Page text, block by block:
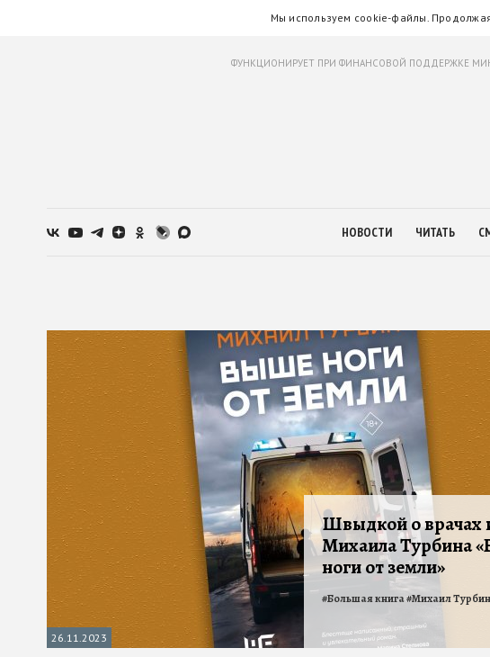
Мы используем cookie-файлы.
ФУНКЦИОНИРУЕТ ПРИ ФИНАНСОВОЙ ПОДДЕРЖКЕ
НОВОСТИ ЧИТАТЬ
26.11.2023
Швыдкой о врачах
Михаила Турбина
ноги от земли»
#Большая книга#Михаил Турбин